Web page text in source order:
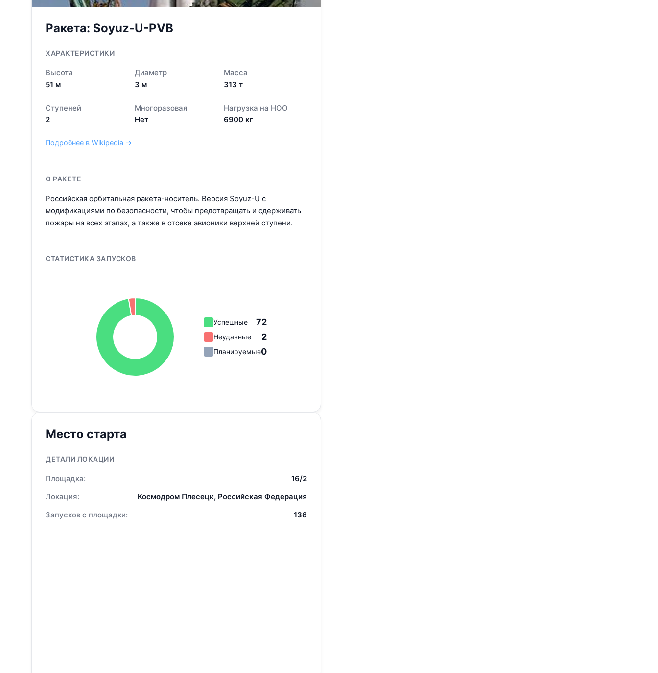
Ракета: Soyuz-U-PVB
ХАРАКТЕРИСТИКИ
Высота
51 м
Диаметр
3 м
Масса
313 т
Ступеней
2
Многоразовая
Нет
Нагрузка на НОО
6900 кг
Подробнее в Wikipedia →
О РАКЕТЕ
Российская орбитальная ракета-носитель. Версия Soyuz-U с
модификациями по безопасности, чтобы предотвращать и сдерживать
пожары на всех этапах, а также в отсеке авионики верхней ступени.
СТАТИСТИКА ЗАПУСКОВ
Успешные 72
Неудачные 2
Планируемые0
Место старта
ДЕТАЛИ ЛОКАЦИИ
Площадка:
16/2
Локация:
Космодром Плесецк, Российская Федерация
Запусков с площадки:
136